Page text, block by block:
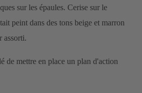
sur les épaules. Cerise sur le
peint dans des tons beige et marron
assorti.
de mettre en place un plan d'action